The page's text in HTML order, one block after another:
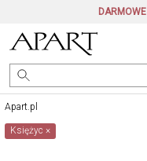
Apart.pl
Księżyc×